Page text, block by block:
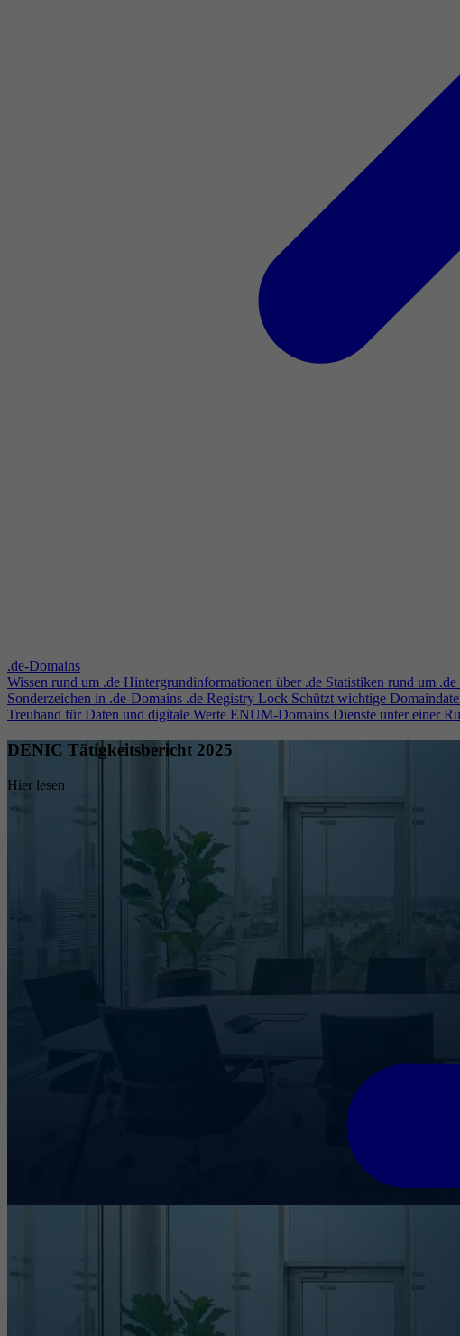
.de-Domains
Wissen rund um .de Hintergrundinformationen über .de Statistiken rund um .de
Sonderzeichen in .de-Domains .de Registry Lock Schützt wichtige
Treuhand für Daten und digitale Werte ENUM-Domains Dienste unter einer
DENIC Tätigkeitsbericht 2025
Hier lesen